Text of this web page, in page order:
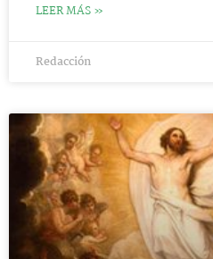
LEER MÁS »
Redacción